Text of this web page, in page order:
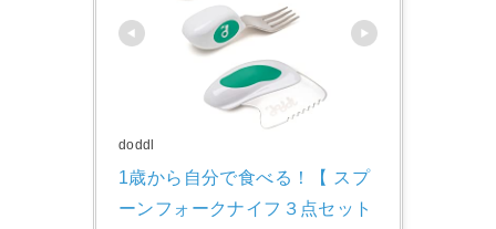
doddl
1歳から自分で食べる！【 スプ
ーンフォークナイフ３点セット